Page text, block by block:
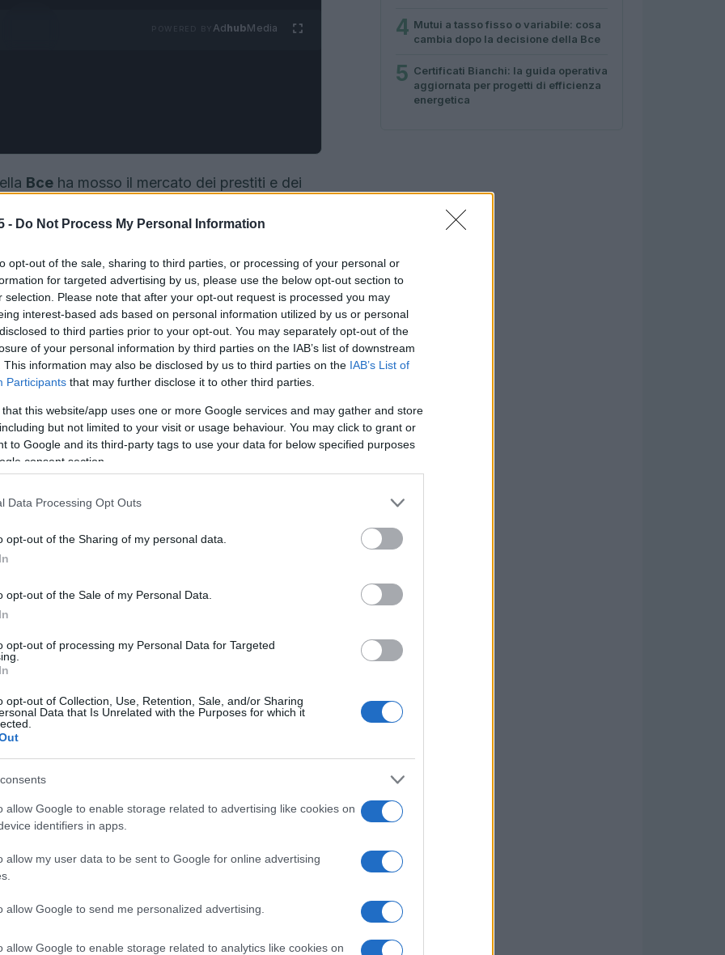
- Do Not Process My Personal Information
opt-out of the sale, sharing to third parties, or processing of your personal or
for targeted advertising by us, please use the below opt-out section to
selection. Please note that after your opt-out request is processed you may
interest-based ads based on personal information utilized by us or personal
to third parties prior to your opt-out. You may separately opt-out of the
of your personal information by third parties on the IAB’s list of downstream
This information may also be disclosed by us to third parties on the IAB’s List of
Participants that may further disclose it to other third parties.
that this website/app uses one or more Google services and may gather and store
but not limited to your visit or usage behaviour. You may click to grant or
to Google and its third-party tags to use your data for below specified purposes
consent section.
Data Processing Opt Outs
opt-out of the Sharing of my personal data.
opt-out of the Sale of my Personal Data.
opt-out of processing my Personal Data for Targeted
opt-out of Collection, Use, Retention, Sale, and/or Sharing
Data that Is Unrelated with the Purposes for which it
allow Google to enable storage related to advertising like cookies on
identifiers in apps.
allow my user data to be sent to Google for online advertising
allow Google to send me personalized advertising.
allow Google to enable storage related to analytics like cookies on
AdhubMedia
Bce ha mosso il mercato dei prestiti e dei
sia le condizioni per le imprese. L’aumento
e ha reso più concreta la possibilità che
orientate verso il
tasso fisso
. Qui esaminiamo
e gli scenari che emergono per chi deve
di prestito continuano a segnare una
nuove operazioni sono aumentati. L’effetto
dell’Euriborrende importante valutare
e il profilo di rischio personale.
e tassi effettivi
settore privato hanno continuato a crescere,
mentre le società non finanziarie si sono
più alti, non ha registrato una stretta
4 Mutui a tasso fisso o variabile: cosa
cambia dopo la decisione della Bce
5 Certificati Bianchi: la guida operativa
aggiornata per progetti di efficienza
energetica